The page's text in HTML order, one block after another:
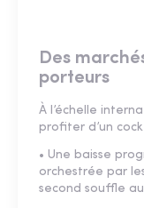
Des
porteurs
À l’échelle
profiter d’un
• Une baisse
orchestrée par
second souffle